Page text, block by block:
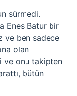
sürmedi.
Enes Batur bir
ve ben sadece
olan
ve onu takipten
bütün